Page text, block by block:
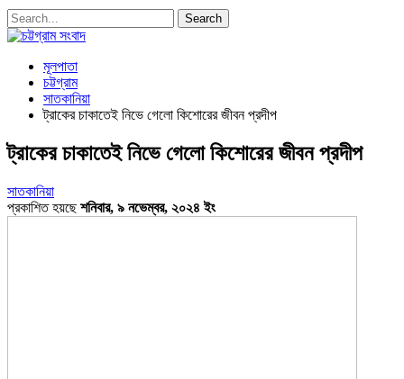
মূলপাতা
চট্টগ্রাম
সাতকানিয়া
ট্রাকের চাকাতেই নিভে গেলো কিশোরের জীবন প্রদীপ
ট্রাকের চাকাতেই নিভে গেলো কিশোরের জীবন প্রদীপ
সাতকানিয়া
প্রকাশিত হয়ছেশনিবার, ৯ নভেম্বর, ২০২৪ ইং